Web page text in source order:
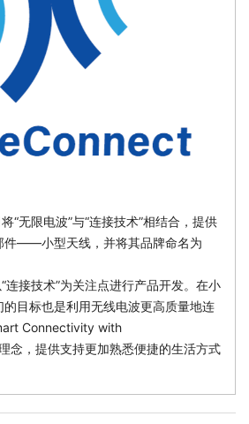
“无限电波”与“连接技术”相结合，提供
件——小型天线，并将其品牌命名为
连接技术”为关注点进行产品开发。在小
目标也是利用无线电波更高质量地连
Connectivity with
念，提供支持更加熟悉便捷的生活方式